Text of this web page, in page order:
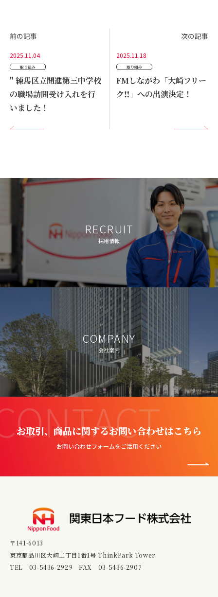
前の記事
2025.11.04
取り組み
" 練馬区立開進第三中学校
の職場訪問受け入れを行
いました！
次の記事
2025.11.18
取り組み
FMしながわ「大崎フリー
ク‼」への出演決定！
RECRUIT
採用情報
COMPANY
会社案内
お取引、商品に関するお問い合わせはこちら
お問い合わせフォームをご活用ください
〒141-6013
東京都品川区大崎二丁目1番1号 ThinkPark Tower
TEL 03-5436-2929 FAX 03-5436-2907